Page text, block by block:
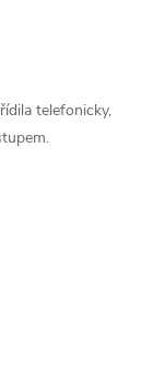
telefonicky,